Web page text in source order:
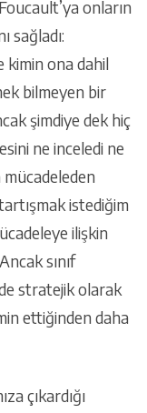
onların
sağladı:
kimin ona dahil
bilmeyen bir
şimdiye dek hiç
ne inceledi ne
mücadeleden
istediğim
ilişkin
sınıf
stratejik olarak
ettiğinden daha
çıkardığı